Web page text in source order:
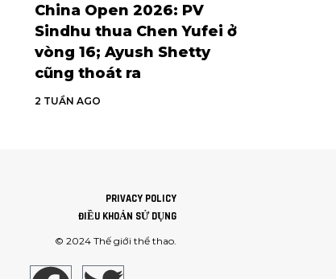
China Open 2026: PV
Sindhu thua Chen Yufei ở
vòng 16; Ayush Shetty
cũng thoát ra
2 TUẦN AGO
PRIVACY POLICY
ĐIỀU KHOẢN SỬ DỤNG
© 2024Thế giới thể thao